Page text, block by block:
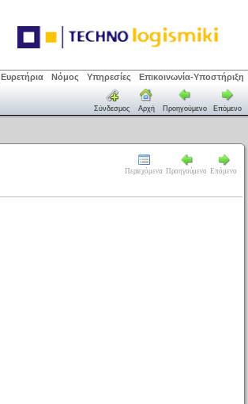
Ευρετήρια Νόμος Υπηρεσίες Επικοινωνία-Υποστήριξη
Σύνδεσμος Αρχή Προηγούμενο Επόμενο